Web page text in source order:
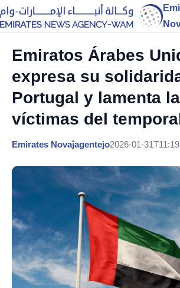
Emiratos Árabes
expresa su
Portugal y lamenta
víctimas del
Emirates Novaĵagentejo2026-01-